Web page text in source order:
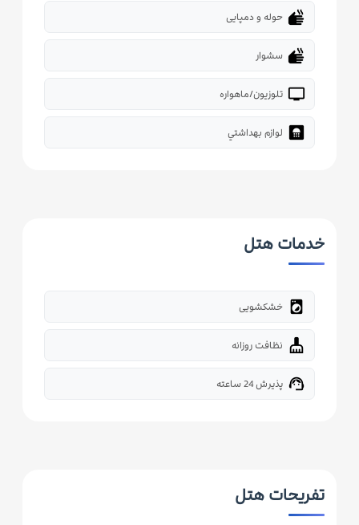
dry حوله و دمپایی
dry سشوار
tv تلوزیون/ماهواره
bathroom لوازم بهداشتي
خدمات هتل
local_laundry_service خشکشویی
cleaning_services نظافت روزانه
support_agent پذیرش 24 ساعته
تفریحات هتل